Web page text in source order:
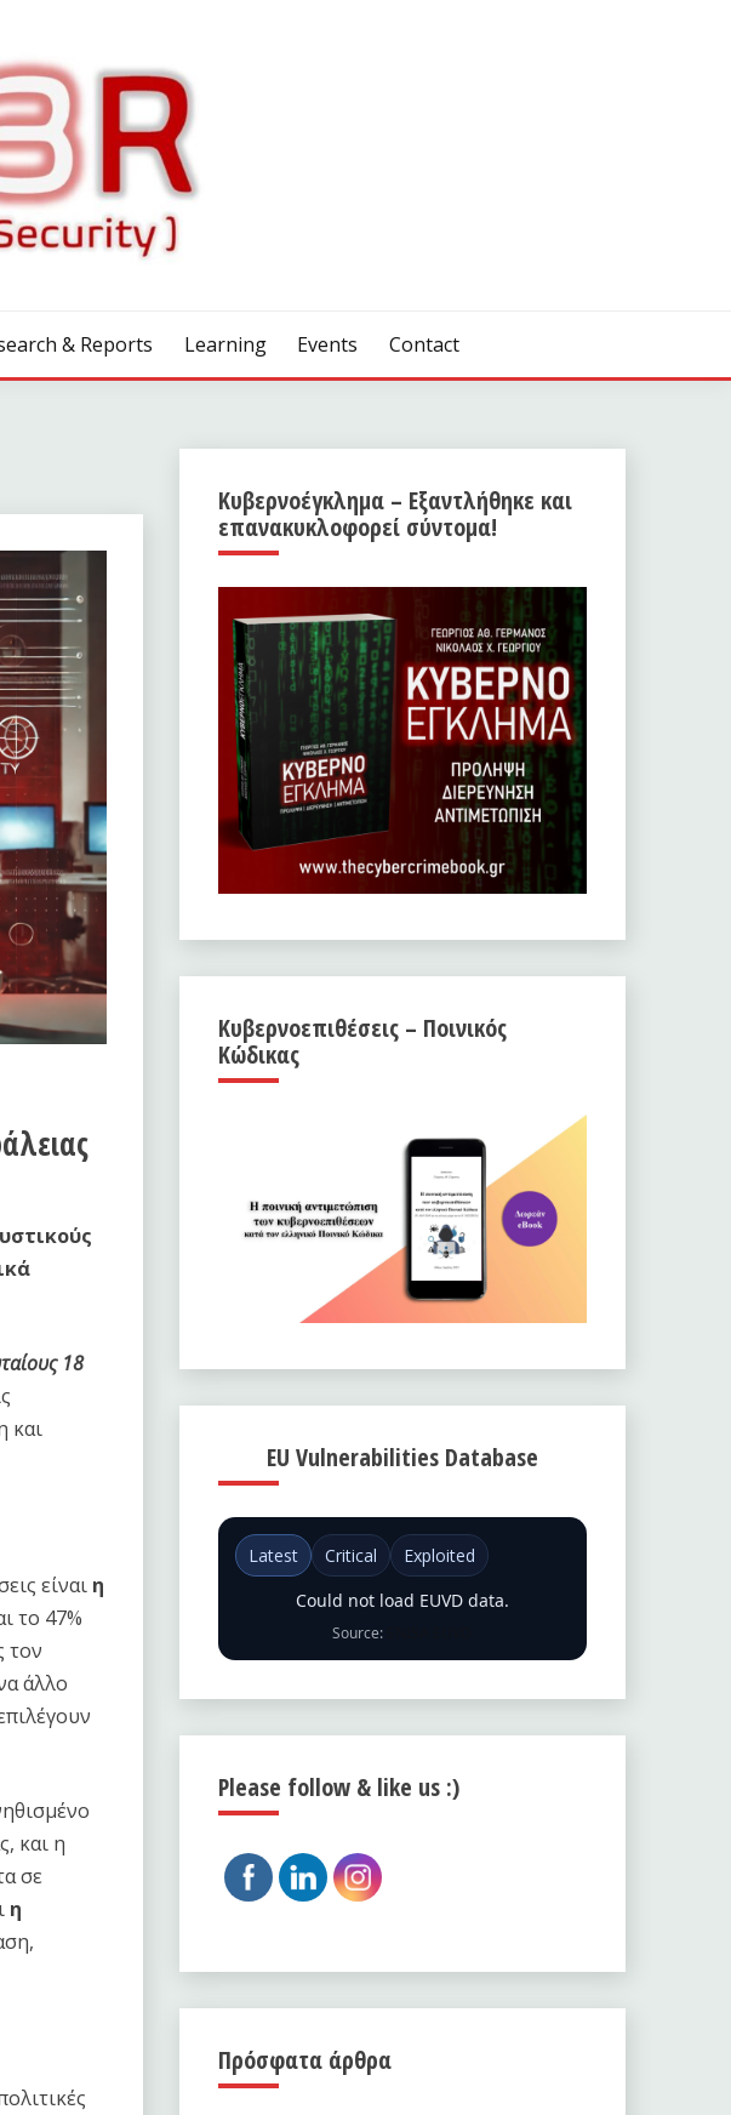
& Reports Learning Events Contact
18
και
είναι η
το 47%
τον
άλλο
και η
σε
η
Κυβερνοέγκλημα – Εξαντλήθηκε και
επανακυκλοφορεί σύντομα!
Κυβερνοεπιθέσεις – Ποινικός
Κώδικας
EU Vulnerabilities Database
Latest Critical
Exploited
Could not load EUVD data.
Source:
Please follow & like us :)
Πρόσφατα άρθρα